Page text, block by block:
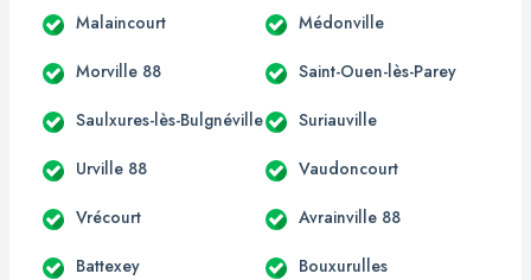
Malaincourt Médonville
Morville 88 Saint-Ouen-lès-Parey
Saulxures-lès-Bulgnéville Suriauville
Urville 88 Vaudoncourt
Vrécourt Avrainville 88
Battexey Bouxurulles